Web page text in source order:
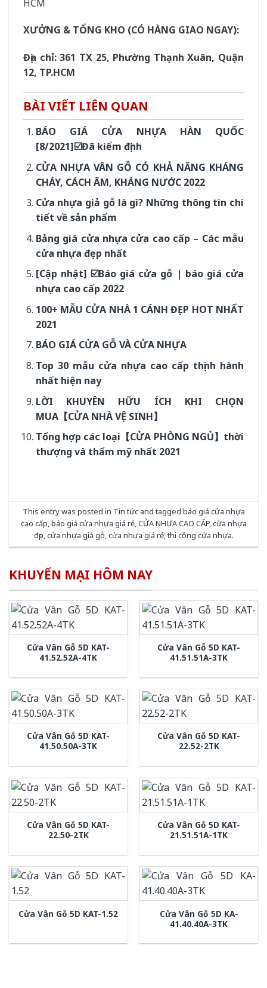
HCM
XƯỞNG & TỔNG KHO (CÓ HÀNG GIAO NGAY):
Địa chỉ: 361 TX 25, Phường Thạnh Xuân, Quận
12, TP.HCM
BÀI VIẾT LIÊN QUAN
BÁO GIÁ CỬA NHỰA HÀN QUỐC
[8/2021]☑️Đã kiểm định
CỬA NHỰA VÂN GỖ CÓ KHẢ NĂNG KHÁNG
CHÁY, CÁCH ÂM, KHÁNG NƯỚC 2022
Cửa nhựa giả gỗ là gì? Những thông tin chi
tiết về sản phẩm
Bảng giá cửa nhựa cửa cao cấp – Các mẫu
cửa nhựa đẹp nhất
[Cập nhật] ☑️Báo giá cửa gỗ | báo giá cửa
nhựa cao cấp 2022
100+ MẪU CỬA NHÀ 1 CÁNH ĐẸP HOT NHẤT
2021
BÁO GIÁ CỬA GỖ VÀ CỬA NHỰA
Top 30 mẫu cửa nhựa cao cấp thịnh hành
nhất hiện nay
LỜI KHUYÊN HỮU ÍCH KHI CHỌN
MUA【CỬA NHÀ VỆ SINH】
Tổng hợp các loại【CỬA PHÒNG NGỦ】thời
thượng và thẩm mỹ nhất 2021
This entry was posted in Tin tứcand tagged báo giá cửa nhựa
cao cấp,báo giá cửa nhựa giá rẻ,CỬA NHỰA CAO CẤP,cửa nhựa
đẹp,cửa nhựa giả gỗ,cửa nhựa giá rẻ,thi công cửa nhựa.
KHUYẾN MẠI HÔM NAY
Cửa Vân Gỗ 5D KAT-
41.52.52A-4TK
Cửa Vân Gỗ 5D KAT-
41.51.51A-3TK
Cửa Vân Gỗ 5D KAT-
41.50.50A-3TK
Cửa Vân Gỗ 5D KAT-
22.52-2TK
Cửa Vân Gỗ 5D KAT-
22.50-2TK
Cửa Vân Gỗ 5D KAT-
21.51.51A-1TK
Cửa Vân Gỗ 5D KAT-1.52
Cửa Vân Gỗ 5D KA-
41.40.40A-3TK